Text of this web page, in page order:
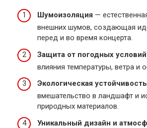
Шумоизоляция —
внешних шумов, создающая
перед и во время концерта.
Защита от погодных условий
влияния температуры, ветра и
Экологическая устойчивость
вмешательство в ландшафт и
природных материалов.
Уникальный дизайн и